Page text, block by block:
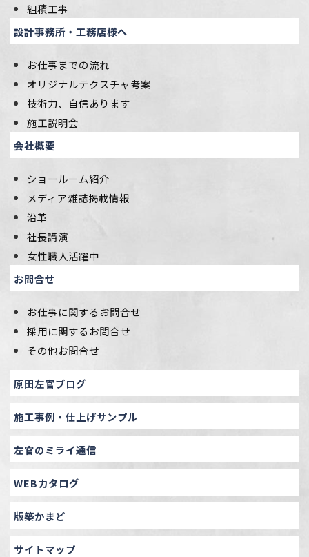
組積工事
設計事務所・工務店様へ
お仕事までの流れ
オリジナルテクスチャ考案
技術力、自信あります
施工説明会
会社概要
ショールーム紹介
メディア雑誌掲載情報
沿革
社長講演
女性職人活躍中
お問合せ
お仕事に関するお問合せ
採用に関するお問合せ
その他お問合せ
原田左官ブログ
施工事例・仕上げサンプル
左官のミライ通信
WEBカタログ
版築かまど
サイトマップ